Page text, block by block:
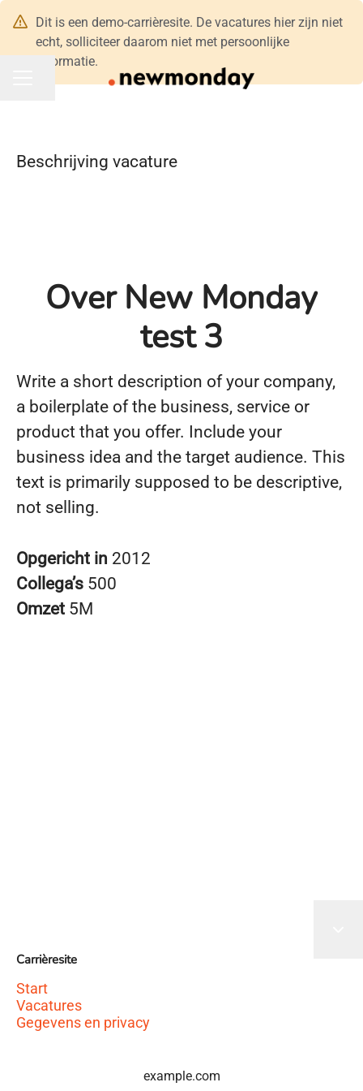
Dit is een demo-carrièresite. De vacatures hier zijn niet
echt, solliciteer daarom niet met persoonlijke
informatie.
CARRIÈREMENU
Pagina delen
Beschrijving vacature
Over New Monday
test 3
Write a short description of your company,
a boilerplate of the business, service or
product that you offer. Include your
business idea and the target audience. This
text is primarily supposed to be descriptive,
not selling.
Opgericht in 2012
Collega’s 500
Omzet 5M
Carrièresite
Start
Vacatures
Gegevens en privacy
example.com